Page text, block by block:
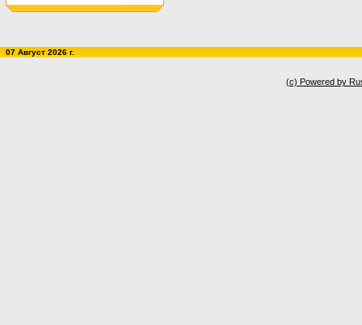
07 Август 2026 г.
(c) Powered by